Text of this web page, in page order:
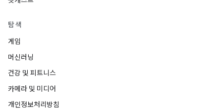
탐색
게임
머신러닝
건강 및 피트니스
카메라 및 미디어
개인정보처리방침